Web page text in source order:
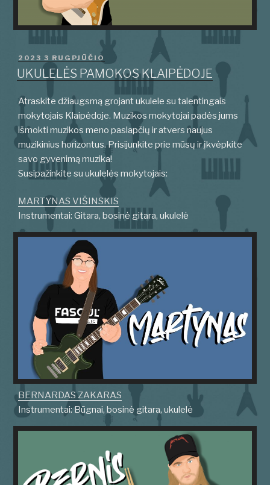
PASKELBTA
2023 3 RUGPJŪČIO
UKULELĖS PAMOKOS KLAIPĖDOJE
Atraskite džiaugsmą grojant ukulele su talentingais
mokytojais Klaipėdoje. Muzikos mokytojai padės jums
išmokti muzikos meno paslapčių ir atvers naujus
muzikinius horizontus. Prisijunkite prie mūsų ir įkvėpkite
savo gyvenimą muzika!
Susipažinkite su ukulelės mokytojais:
MARTYNAS VIŠINSKIS
Instrumentai: Gitara, bosinė gitara, ukulelė
BERNARDAS ZAKARAS
Instrumentai: Būgnai, bosinė gitara, ukulelė